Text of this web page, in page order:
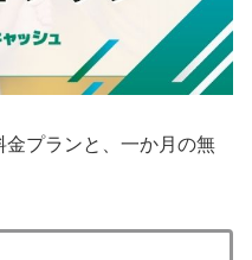
プランと、一か月の無